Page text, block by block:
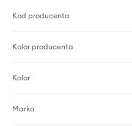
Kod producenta
Kolor producenta
Kolor
Marka